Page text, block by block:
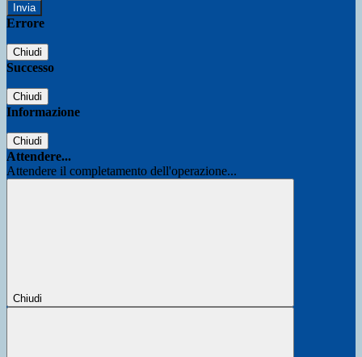
Errore
Chiudi
Successo
Chiudi
Informazione
Chiudi
Attendere...
Attendere il completamento dell'operazione...
Chiudi